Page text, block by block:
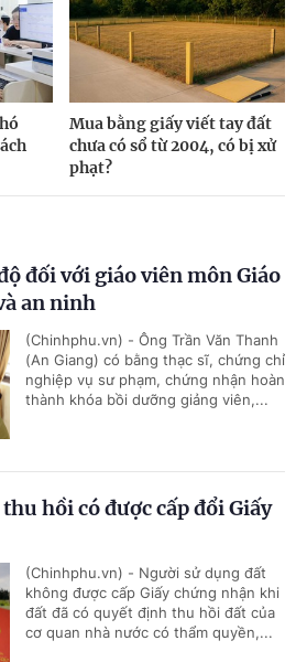
Mua bằng giấy viết tay đất
chưa có sổ từ 2004, có bị xử
phạt?
đối với giáo viên môn Giáo
an ninh
(Chinhphu.vn) - Ông Trần Văn Thanh
(An Giang) có bằng thạc sĩ, chứng chỉ
nghiệp vụ sư phạm, chứng nhận hoàn
thành khóa bồi dưỡng giảng viên,...
hồi có được cấp đổi Giấy
(Chinhphu.vn) - Người sử dụng đất
không được cấp Giấy chứng nhận khi
đất đã có quyết định thu hồi đất của
cơ quan nhà nước có thẩm quyền,...